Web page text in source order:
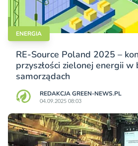
ENERGIA
RE-Source Poland 2025 –
przyszłości zielonej energii w
samorządach
REDAKCJA GREEN-NEWS.PL
04.09.2025 08:03